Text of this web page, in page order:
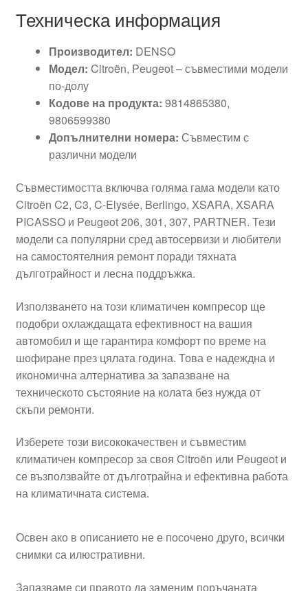
Техническа информация
Производител: DENSO
Модел: Citroën, Peugeot – съвместими модели
по-долу
Кодове на продукта: 9814865380,
9806599380
Допълнителни номера: Съвместим с
различни модели
Съвместимостта включва голяма гама модели като
Citroën C2, C3, C-Elysée, Berlingo, XSARA, XSARA
PICASSO и Peugeot 206, 301, 307, PARTNER. Тези
модели са популярни сред автосервизи и любители
на самостоятелния ремонт поради тяхната
дълготрайност и лесна поддръжка.
Използването на този климатичен компресор ще
подобри охлаждащата ефективност на вашия
автомобил и ще гарантира комфорт по време на
шофиране през цялата година. Това е надеждна и
икономична алтернатива за запазване на
техническото състояние на колата без нужда от
скъпи ремонти.
Изберете този висококачествен и съвместим
климатичен компресор за своя Citroën или Peugeot и
се възползвайте от дълготрайна и ефективна работа
на климатичната система.
Освен ако в описанието не е посочено друго, всички
снимки са илюстративни.
Запазваме си правото да заменим поръчаната